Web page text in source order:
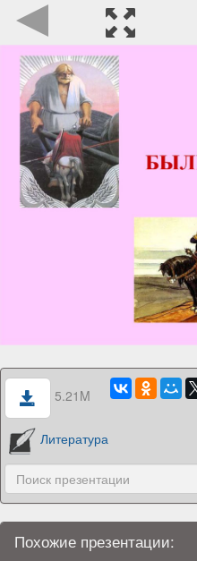
5.21M
Литература
Похожие презентации: